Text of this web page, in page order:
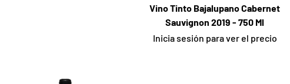
Vino Tinto Bajalupano Cabernet
Sauvignon 2019 - 750 Ml
Inicia sesión para ver el precio